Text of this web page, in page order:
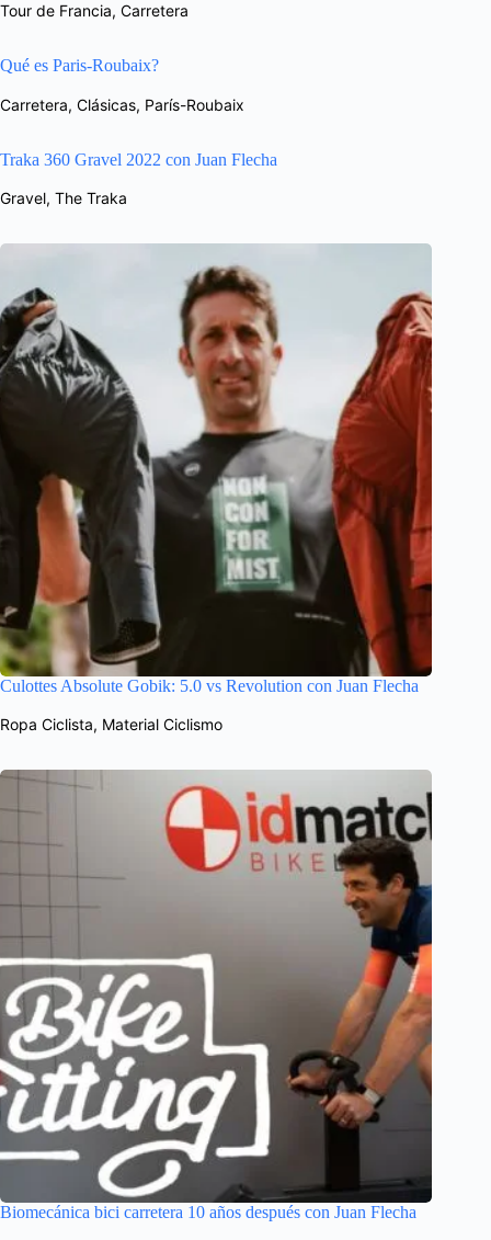
Tour de Francia, Carretera
Qué es Paris-Roubaix?
Carretera, Clásicas, París-Roubaix
Traka 360 Gravel 2022 con Juan Flecha
Gravel, The Traka
Culottes Absolute Gobik: 5.0 vs Revolution con Juan Flecha
Ropa Ciclista, Material Ciclismo
Biomecánica bici carretera 10 años después con Juan Flecha